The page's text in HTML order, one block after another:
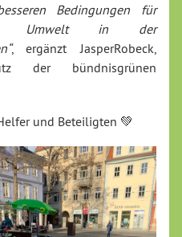
Bedingungen für
Umwelt in der
, ergänzt JasperRobeck,
der bündnisgrünen
und Beteiligten 💚